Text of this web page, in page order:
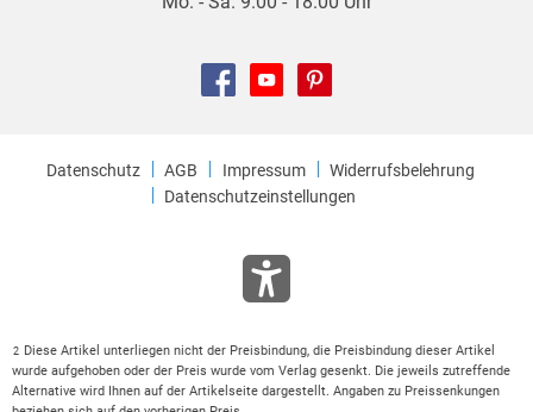
Datenschutz AGB Impressum
Widerrufsbelehrung
Datenschutzeinstellungen
2
Diese Artikel unterliegen nicht der Preisbindung, die Preisbindung dieser Artikel
wurde aufgehoben oder der Preis wurde vom Verlag gesenkt. Die jeweils zutreffende
Alternative wird Ihnen auf der Artikelseite dargestellt. Angaben zu Preissenkungen